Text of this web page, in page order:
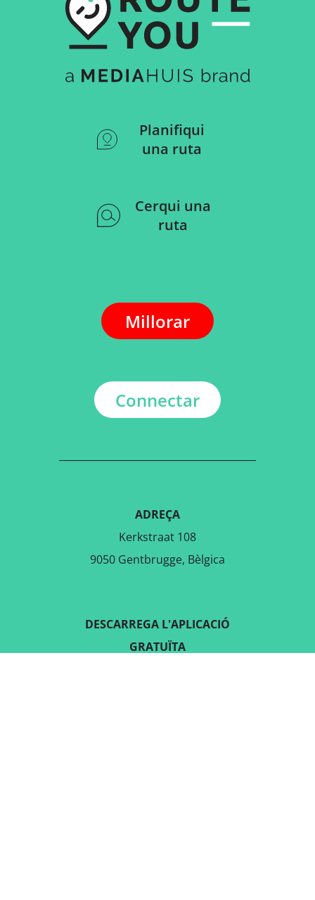
Planifiqui
una ruta
Cerqui una
ruta
Millorar
Connectar
ADREÇA
Kerkstraat 108
9050 Gentbrugge, Bèlgica
DESCARREGA L'APLICACIÓ
GRATUÏTA